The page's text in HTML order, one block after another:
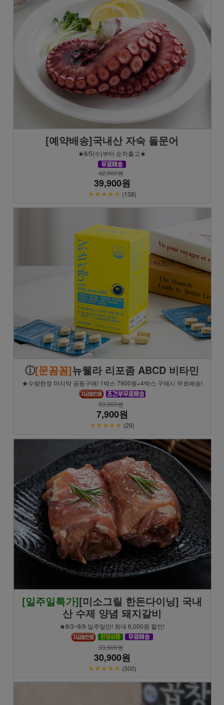
[예약배송]국내산 자숙 돌문어
★8/5(수)부터 순차출고★
42,900원
39,900원
★★★★★ (138)
ⓘ[문꼼꼼]뉴웰라 리포좀 ABCD 비타민
★수량한정 마지막 공동구매! 1박스 7900원+4박스 구매시 무료배송!
33,000원
7,900원
★★★★★ (29)
[일주일특가][미소그릴 한돈다이닝] 국내
산 수제 양념 돼지갈비
★8/3~8/9 일주일만! 최대 6,000원 할인!
33,900원
30,900원
★★★★★ (300)